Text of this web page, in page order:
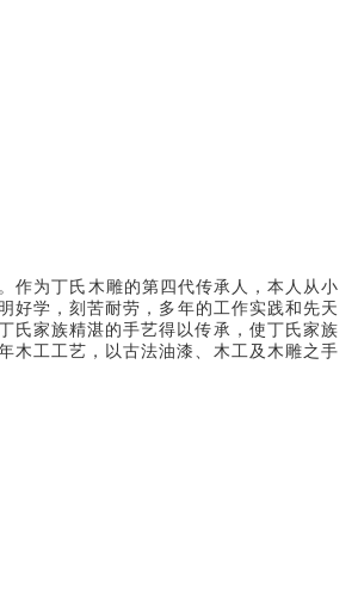
作为丁氏木雕的第四代传承人，本人从小
好学，刻苦耐劳，多年的工作实践和先天
氏家族精湛的手艺得以传承，使丁氏家族
木工工艺，以古法油漆、木工及木雕之手